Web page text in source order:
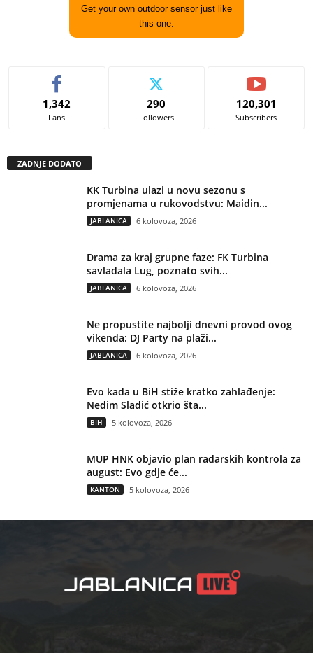
Get your own outdoor sensor just like
this one.
1,342
Fans
290
Followers
120,301
Subscribers
ZADNJE DODATO
KK Turbina ulazi u novu sezonu s
promjenama u rukovodstvu: Maidin...
JABLANICA 6 kolovoza, 2026
Drama za kraj grupne faze: FK Turbina
savladala Lug, poznato svih...
JABLANICA 6 kolovoza, 2026
Ne propustite najbolji dnevni provod ovog
vikenda: DJ Party na plaži...
JABLANICA 6 kolovoza, 2026
Evo kada u BiH stiže kratko zahlađenje:
Nedim Sladić otkrio šta...
BIH 5 kolovoza, 2026
MUP HNK objavio plan radarskih kontrola za
august: Evo gdje će...
KANTON 5 kolovoza, 2026